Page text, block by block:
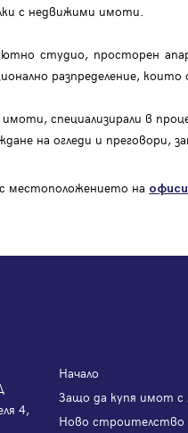
с недвижими имоти.
студио, просторен
разпределение,
специализирали в
на огледи и преговори,
местоположението на
4,
Начало
Защо да купя имот с
Ново строителство